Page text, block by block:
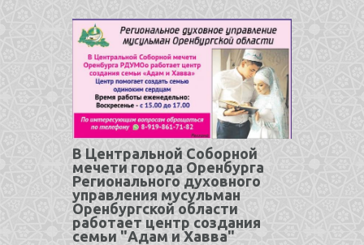
В Центральной Соборной
мечети города Оренбурга
Регионального духовного
управления мусульман
Оренбургской области
работает центр создания
семьи "Адам и Хавва"